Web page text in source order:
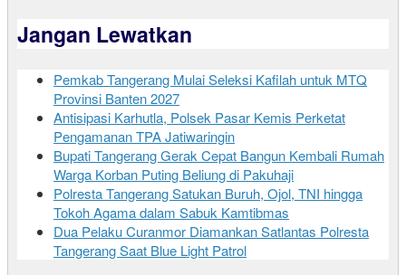
Jangan Lewatkan
Pemkab Tangerang Mulai Seleksi Kafilah untuk MTQ
Provinsi Banten 2027
Antisipasi Karhutla, Polsek Pasar Kemis Perketat
Pengamanan TPA Jatiwaringin
Bupati Tangerang Gerak Cepat Bangun Kembali Rumah
Warga Korban Puting Beliung di Pakuhaji
Polresta Tangerang Satukan Buruh, Ojol, TNI hingga
Tokoh Agama dalam Sabuk Kamtibmas
Dua Pelaku Curanmor Diamankan Satlantas Polresta
Tangerang Saat Blue Light Patrol